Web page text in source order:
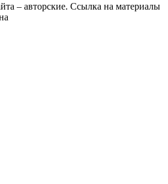
– авторские. Ссылка на материалы